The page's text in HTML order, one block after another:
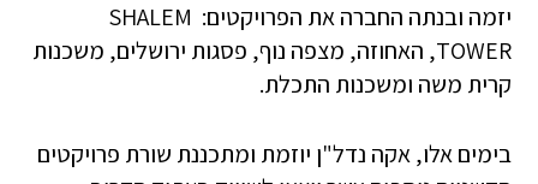
יזמה ובנתה החברה את הפרויקטים: SHALEM
TOWER, האחוזה, מצפה נוף, פסגות ירושלים, משכנות
קרית משה ומשכנות התכלת.
בימים אלו, אקה נדל"ן יוזמת ומתכננת שורת פרויקטים